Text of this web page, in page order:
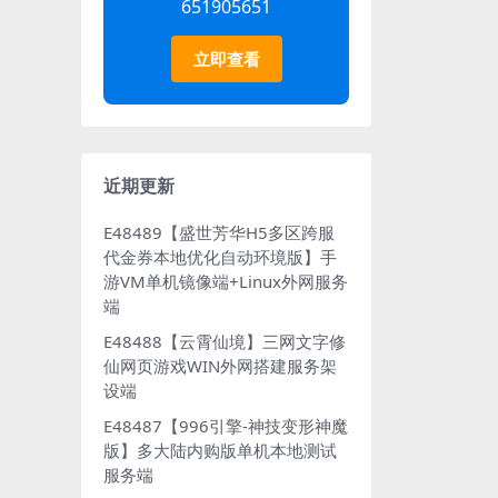
651905651
立即查看
近期更新
E48489【盛世芳华H5多区跨服
代金券本地优化自动环境版】手
游VM单机镜像端+Linux外网服务
端
E48488【云霄仙境】三网文字修
仙网页游戏WIN外网搭建服务架
设端
E48487【996引擎-神技变形神魔
版】多大陆内购版单机本地测试
服务端